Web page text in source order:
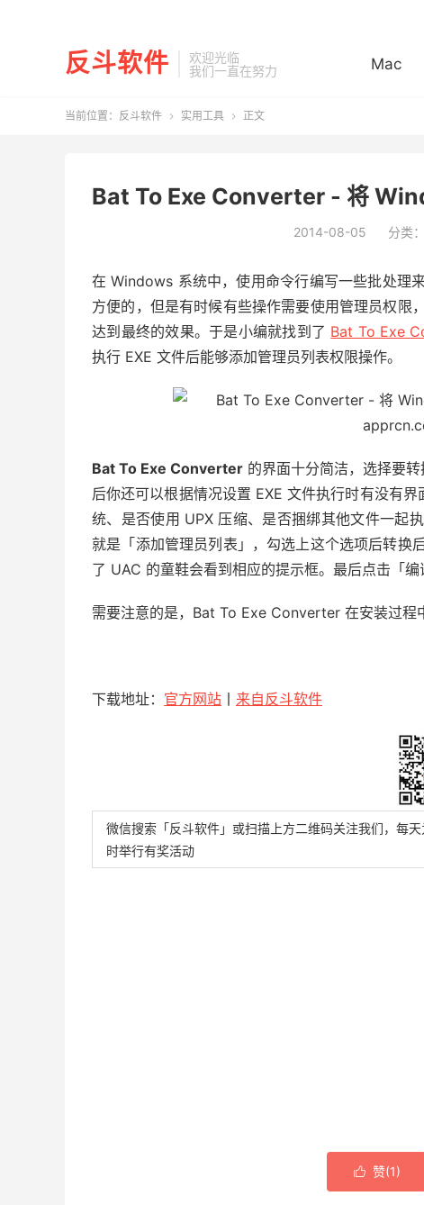
反斗软件
欢迎光临
我们一直在努力
Mac
当前位置： 反斗软件  实用工具  正文
Bat To Exe Converter - 将
2014-08-05 分类：
在 Windows 系统中，使用命令行编写一些批处理
方便的，但是有时候有些操作需要使用管理员权限
达到最终的效果。于是小编就找到了 Bat To Exe
执行 EXE 文件后能够添加管理员列表权限操作。
Bat To Exe Converter 的界面十分简洁，选择要
后你还可以根据情况设置 EXE 文件执行时有没有
统、是否使用 UPX 压缩、是否捆绑其他文件一起
就是「添加管理员列表」，勾选上这个选项后转换
了 UAC 的童鞋会看到相应的提示框。最后点击「编
需要注意的是，Bat To Exe Converter 在安装过程
下载地址： 官方网站 来自反斗软件
微信搜索「反斗软件」或扫描上方二维码关注我们，每
时举行有奖活动
 赞(1)